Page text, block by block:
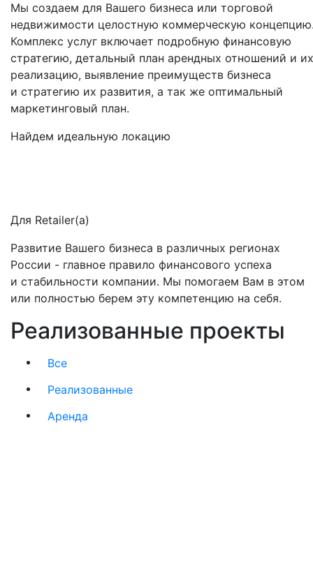
Мы создаем для Вашего бизнеса или торговой
недвижимости целостную коммерческую
Комплекс услуг включает подробную финансовую
стратегию, детальный план арендных отношений и их
реализацию, выявление преимуществ бизнеса
и стратегию их развития, а так же оптимальный
маркетинговый план.
Найдем идеальную локацию
Для Retailer(а)
Развитие Вашего бизнеса в различных регионах
России - главное правило финансового успеха
и стабильности компании. Мы помогаем Вам в этом
или полностью берем эту компетенцию на себя.
Реализованные проекты
Все
Реализованные
Аренда